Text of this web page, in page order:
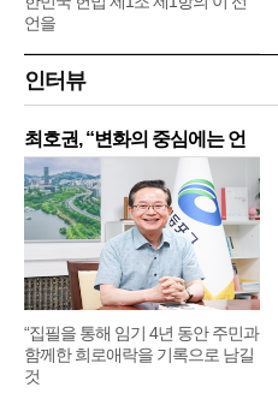
언을
인터뷰
최호권, “변화의 중심에는 언
제
“집필을 통해 임기 4년 동안 주민과
함께한 희로애락을 기록으로 남길
것